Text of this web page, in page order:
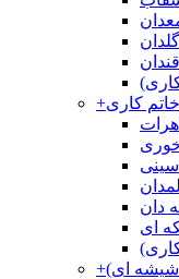
گلدان
قندان
+خاتم کاری
سینی
دان
ای
+شیشه ای)